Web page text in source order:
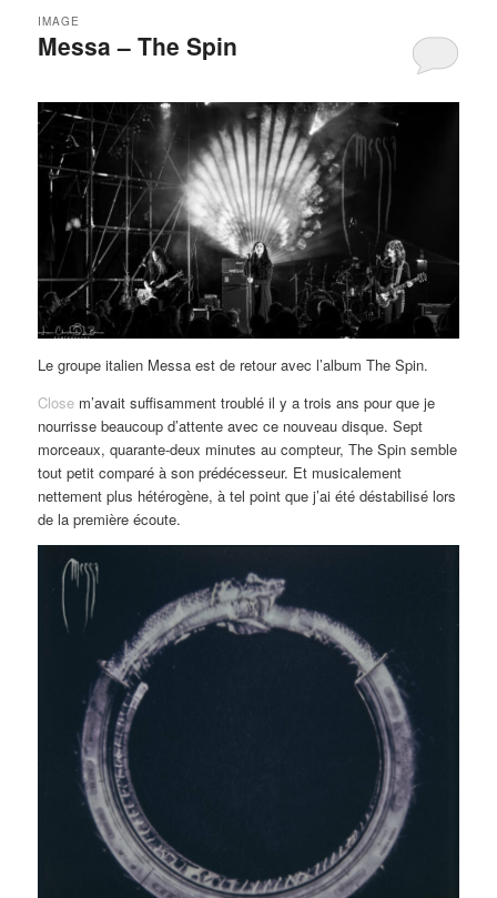
Messa – The Spin
IMAGE
Le groupe italien Messa est de retour avec l’album The Spin.
Close m’avait suffisamment troublé il y a trois ans pour que je
nourrisse beaucoup d’attente avec ce nouveau disque. Sept
morceaux, quarante-deux minutes au compteur, The Spin semble
tout petit comparé à son prédécesseur. Et musicalement
nettement plus hétérogène, à tel point que j’ai été déstabilisé lors
de la première écoute.